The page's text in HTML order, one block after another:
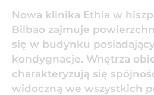
Nowa klinika Ethia w
Bilbao zajmuje
się w budynku
kondygnacje. Wnętrza
charakteryzują się
widoczną we wszystkich